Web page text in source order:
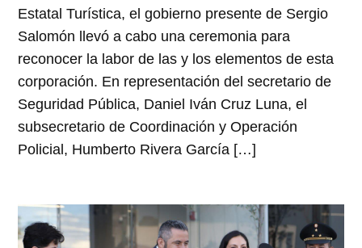
Estatal Turística, el gobierno presente de Sergio
Salomón llevó a cabo una ceremonia para
reconocer la labor de las y los elementos de esta
corporación. En representación del secretario de
Seguridad Pública, Daniel Iván Cruz Luna, el
subsecretario de Coordinación y Operación
Policial, Humberto Rivera García […]